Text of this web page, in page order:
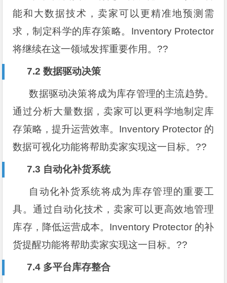
能和大数据技术，卖家可以更精准地预测需
求，制定科学的库存策略。Inventory Protector
将继续在这一领域发挥重要作用。??
7.2 数据驱动决策
数据驱动决策将成为库存管理的主流趋势。
通过分析大量数据，卖家可以更科学地制定库
存策略，提升运营效率。Inventory Protector 的
数据可视化功能将帮助卖家实现这一目标。??
7.3 自动化补货系统
自动化补货系统将成为库存管理的重要工
具。通过自动化技术，卖家可以更高效地管理
库存，降低运营成本。Inventory Protector 的补
货提醒功能将帮助卖家实现这一目标。??
7.4 多平台库存整合